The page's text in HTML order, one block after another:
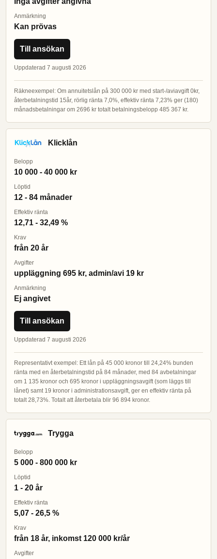
Anmärkning
Kan prövas
Till ansökan
Uppdaterad 7 augusti 2026
Räkneexempel: Om annuitetslån på 300 000 kr med start-/aviavgift 0kr,
återbetalningstid 15år, rörlig ränta 7,0%, effektiv ränta 7,23% ger (180)
månadsbetalningar om 2696 kr totalt betalningsbelopp 485 367 kr.
Klicklån
Belopp
10 000 - 40 000 kr
Löptid
12 - 84 månader
Effektiv ränta
12,71 - 32,49 %
Krav
från 20 år
Avgifter
uppläggning 695 kr, admin/avi 19 kr
Anmärkning
Ej angivet
Till ansökan
Uppdaterad 7 augusti 2026
Representativt exempel: Ett lån på 45 000 kronor till 24,24% bunden
ränta med en återbetalningstid på 84 månader, med 84 avbetalningar
om 1 135 kronor och 695 kronor i uppläggningsavgift (som läggs till
lånet) samt 19 kronor i administrationsavgift, ger en effektiv ränta på
totalt 28,73%. Totalt att återbetala blir 96 894 kronor.
Trygga
Belopp
5 000 - 800 000 kr
Löptid
1 - 20 år
Effektiv ränta
5,07 - 26,5 %
Krav
från 18 år, inkomst 120 000 kr/år
Avgifter